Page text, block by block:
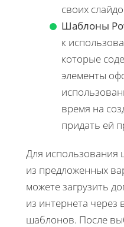
своих
Шаблоны
к
которые
элементы
время на
придать ей
Для использования
из предложенных
можете загрузить
из интернета через
шаблонов. После